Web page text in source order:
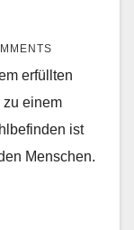
erfüllten
zu einem
ist
Menschen.